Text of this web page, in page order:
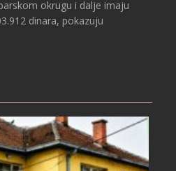
okrugu i dalje imaju
dinara, pokazuju